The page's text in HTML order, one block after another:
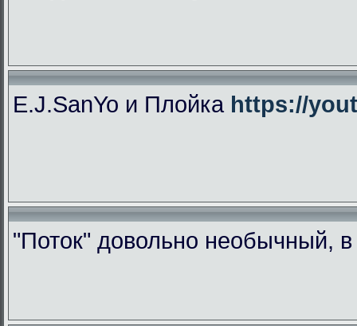
E.J.SanYo и Плойка https://
"Поток" довольно необычный,